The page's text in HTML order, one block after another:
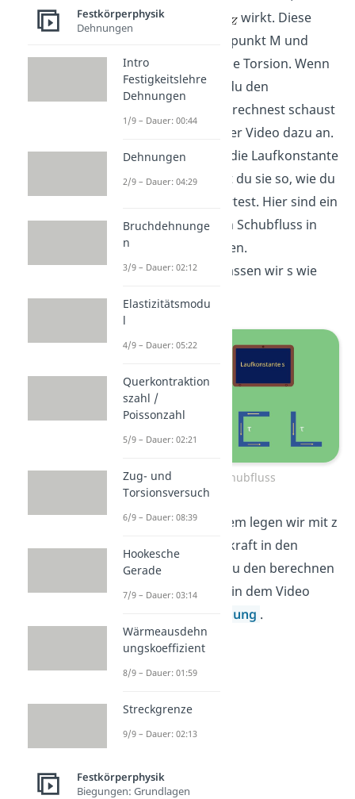
das eine Querkraft
wirkt. Diese
wirkt am Schubmittelpunkt M und
verursacht somit keine Torsion. Wenn
du wissen willst, wie du den
berechnest schaust
du dir am besten unser Video dazu an.
Als erstes führen wir die Laufkonstante
s ein. Am besten legst du sie so, wie du
den Schubfluss erwartest. Hier sind ein
paar Beispiele für den Schubfluss in
dünnwandigen Profilen.
In unserem U-Profil lassen wir s wie
Beispiele Schubfluss
Das Koordinatensystem legen wir mit z
in Richtung der Querkraft in den
Schwerpunkt S. Wie du den berechnen
kannst zeigen wir dir in dem Video
Schwerpunktberechnung .
Festkörperphysik
Dehnungen
Intro
Festigkeitslehre
Dehnungen
1/9 – Dauer: 00:44
Dehnungen
2/9 – Dauer: 04:29
Bruchdehnunge
n
3/9 – Dauer: 02:12
Elastizitätsmodu
l
4/9 – Dauer: 05:22
Querkontraktion
szahl /
Poissonzahl
5/9 – Dauer: 02:21
Zug- und
Torsionsversuch
6/9 – Dauer: 08:39
Hookesche
Gerade
7/9 – Dauer: 03:14
Wärmeausdehn
ungskoeffizient
8/9 – Dauer: 01:59
Streckgrenze
9/9 – Dauer: 02:13
Festkörperphysik
Biegungen: Grundlagen